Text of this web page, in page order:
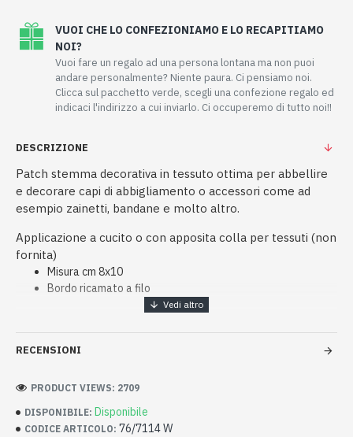
VUOI CHE LO CONFEZIONIAMO E LO RECAPITIAMO
NOI?
Vuoi fare un regalo ad una persona lontana ma non puoi
andare personalmente? Niente paura. Ci pensiamo noi.
Clicca sul pacchetto verde, scegli una confezione regalo ed
indicaci l'indirizzo a cui inviarlo. Ci occuperemo di tutto noi!!
DESCRIZIONE
Patch stemma decorativa in tessuto ottima per abbellire
e decorare capi di abbigliamento o accessori come ad
esempio zainetti, bandane e molto altro.
Applicazione a cucito o con apposita colla per tessuti (non
fornita)
Misura cm 8x10
Bordo ricamato a filo
RECENSIONI
DISPONIBILE: Disponibile
CODICE ARTICOLO: 76/7114 W
PRODUCT VIEWS: 2709